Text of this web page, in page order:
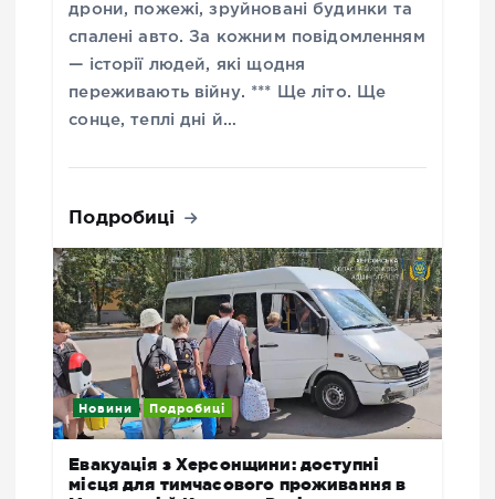
дрони, пожежі, зруйновані будинки та
спалені авто. За кожним повідомленням
— історії людей, які щодня
переживають війну. *** Ще літо. Ще
сонце, теплі дні й…
Подробиці
Новини Подробиці
Евакуація з Херсонщини: доступні
місця для тимчасового проживання в